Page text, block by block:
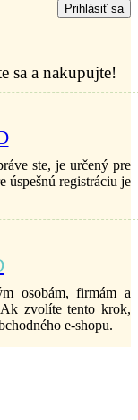
Prihlásiť sa
sa a nakupujte!
ste, je určený pre
úspešnú registráciu je
osobám, firmám a
Ak zvolíte tento krok,
e-shopu.